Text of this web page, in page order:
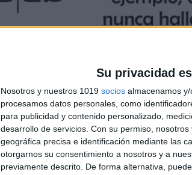
Su privacidad
Nosotros y nuestros 1019 socios almacenamos
procesamos datos personales, como
para publicidad y contenido personalizado,
desarrollo de servicios. Con su permiso,
geográfica precisa e identificación mediante las
otorgarnos su consentimiento a nosotros y a
previamente descrito. De forma alternativa,